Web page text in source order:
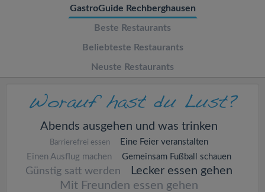
GastroGuide Rechberghausen
Beste Restaurants
Beliebteste Restaurants
Neuste Restaurants
Abends ausgehen und was trinken
Barrierefrei essen
Eine Feier veranstalten
Einen Ausflug machen
Gemeinsam Fußball schauen
Günstig satt werden
Lecker essen gehen
Mit Freunden essen gehen
n